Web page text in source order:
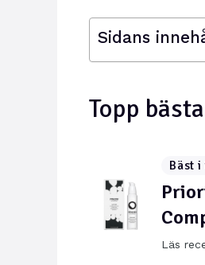
Sidans
Topp
Bäst i
Läs